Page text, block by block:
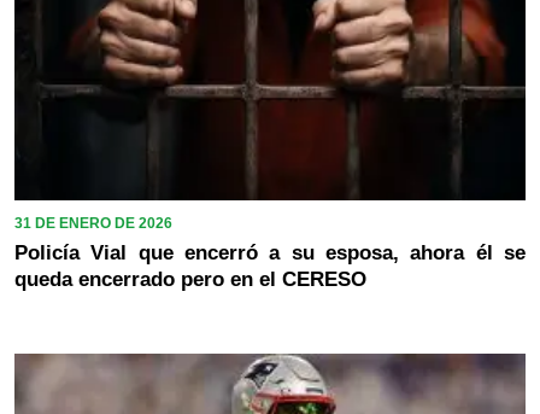
31 DE ENERO DE 2026
Policía Vial que encerró a su esposa, ahora él se
queda encerrado pero en el CERESO